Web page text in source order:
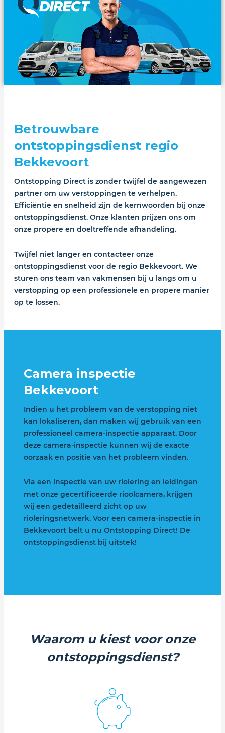
Betrouwbare
ontstoppingsdienst regio
Bekkevoort
Ontstopping Direct is zonder twijfel de aangewezen
partner om uw verstoppingen te verhelpen.
Efficiëntie en snelheid zijn de kernwoorden bij onze
ontstoppingsdienst. Onze klanten prijzen ons om
onze propere en doeltreffende afhandeling.
Twijfel niet langer en contacteer onze
ontstoppingsdienst voor de regio Bekkevoort. We
sturen ons team van vakmensen bij u langs om u
verstopping op een professionele en propere manier
op te lossen.
Camera inspectie
Bekkevoort
Indien u het probleem van de verstopping niet
kan lokaliseren, dan maken wij gebruik van een
professioneel camera-inspectie apparaat. Door
deze camera-inspectie kunnen wij de exacte
oorzaak en positie van het probleem vinden.
Via een inspectie van uw riolering en leidingen
met onze gecertificeerde rioolcamera, krijgen
wij een gedetailleerd zicht op uw
rioleringsnetwerk. Voor een camera-inspectie in
Bekkevoort belt u nu Ontstopping Direct! De
ontstoppingsdienst bij uitstek!
Waarom u kiest voor onze
ontstoppingsdienst?